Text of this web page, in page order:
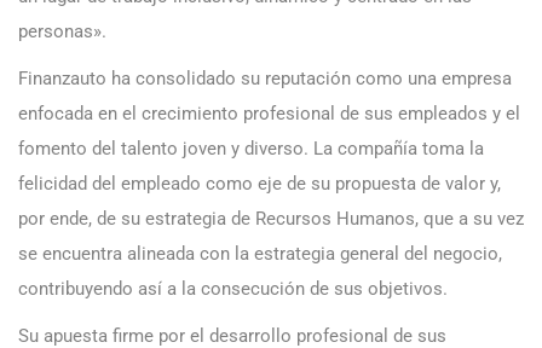
personas».
Finanzauto ha consolidado su reputación como una empresa
enfocada en el crecimiento profesional de sus empleados y el
fomento del talento joven y diverso. La compañía toma la
felicidad del empleado como eje de su propuesta de valor y,
por ende, de su estrategia de Recursos Humanos, que a su vez
se encuentra alineada con la estrategia general del negocio,
contribuyendo así a la consecución de sus objetivos.
Su apuesta firme por el desarrollo profesional de sus